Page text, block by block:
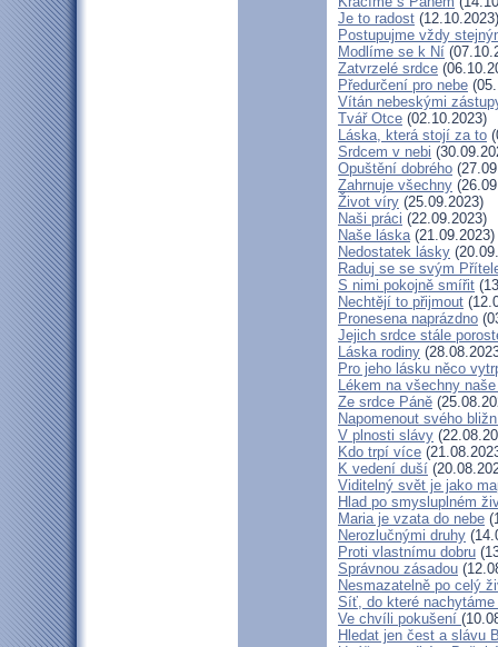
Je to radost (12.10.2023)
Postupujme vždy
Modlíme se k Ní
Zatvrzelé srdce
Předurčení pro nebe
Vítán nebeskými
Tvář Otce (02.10.2023)
Láska, která stojí za to
Srdcem v nebi
Opuštění dobrého
Zahrnuje všechny
Život víry (25.09.2023)
Naši práci (22.09.2023)
Naše láska(21.09.2023)
Nedostatek lásky
Raduj se se svým
S nimi pokojně smířit
Nechtějí to přijmout
Pronesena naprázdno
Jejich srdce stále
Láska rodiny
Pro jeho lásku něco
Lékem na všechny
Ze srdce Páně
Napomenout svého
V plnosti slávy
Kdo trpí více
K vedení duší
Viditelný svět je jako
Hlad po smysluplném
Maria je vzata do nebe
Nerozlučnými druhy
Proti vlastnímu dobru
Správnou zásadou
Nesmazatelně po celý
Síť, do které
Ve chvíli pokušení
Hledat jen čest a slávu